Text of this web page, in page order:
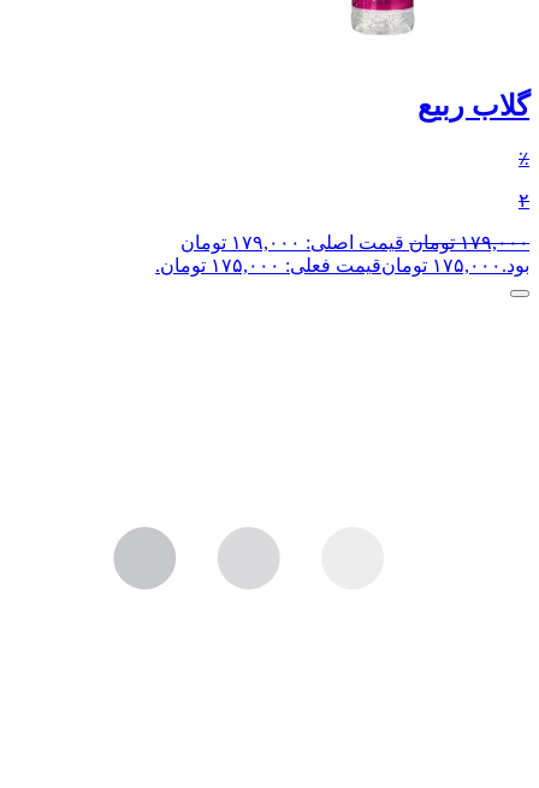
گلاب ربیع
٪
۲
۱۷۹,۰۰۰ تومان
قیمت اصلی: ۱۷۹,۰۰۰ تومان
بود. ۱۷۵,۰۰۰ تومانقیمت فعلی: ۱۷۵,۰۰۰ تومان.